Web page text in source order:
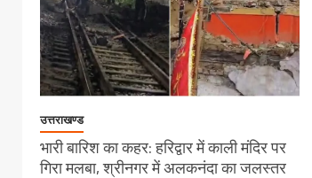
उत्तराखण्ड
भारी बारिश का कहर: हरिद्वार में काली मंदिर पर
गिरा मलबा, श्रीनगर में अलकनंदा का जलस्तर